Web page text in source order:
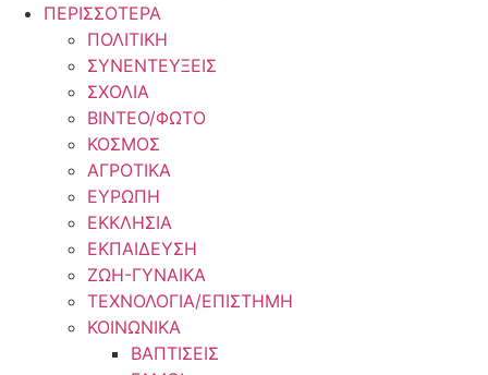
ΠΕΡΙΣΣΟΤΕΡΑ
ΠΟΛΙΤΙΚΗ
ΣΥΝΕΝΤΕΥΞΕΙΣ
ΣΧΟΛΙΑ
ΒΙΝΤΕΟ/ΦΩΤΟ
ΚΟΣΜΟΣ
ΑΓΡΟΤΙΚΑ
ΕΥΡΩΠΗ
ΕΚΚΛΗΣΙΑ
ΕΚΠΑΙΔΕΥΣΗ
ΖΩΗ-ΓΥΝΑΙΚΑ
ΤΕΧΝΟΛΟΓΙΑ/ΕΠΙΣΤΗΜΗ
ΚΟΙΝΩΝΙΚΑ
ΒΑΠΤΙΣΕΙΣ